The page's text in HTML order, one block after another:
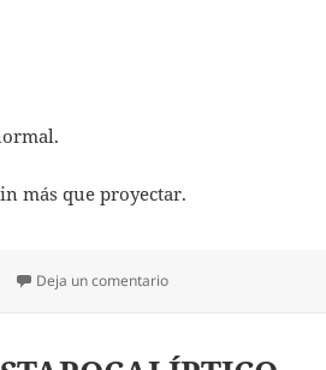
más que proyectar.
Deja un comentarioen CERCA DE UN